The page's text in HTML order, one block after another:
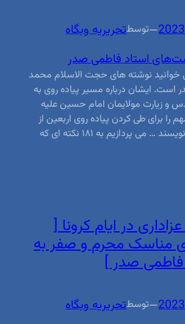
—توسطتحریریه وبگاه
استاد فاطمی صدر
خوانید نوشته های حجت الاسلام محمد
ایشان درباره مسیر پیاده روی به
و زیارت مولایمان امام حسین علیه
را برای طی کردن پیاده روی اربعین از
خانه تا عتبه می نویسند … می پردازیم به ۱۸۱ نکته ای که
در ایام کرونا [
مناسک محرم و صفر به
فاطمی صدر ]
—توسطتحریریه وبگاه